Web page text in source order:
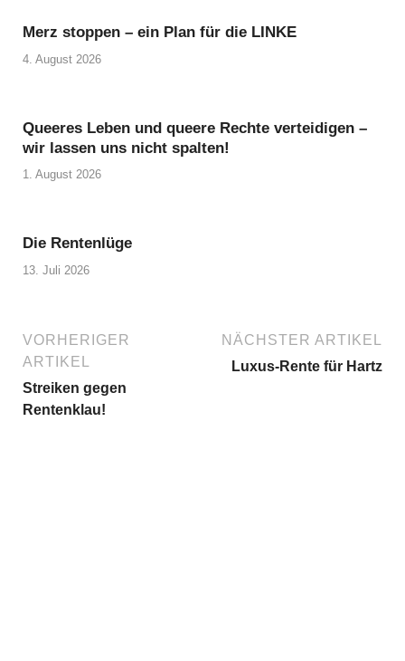
Merz stoppen – ein Plan für die LINKE
4. August 2026
Queeres Leben und queere Rechte verteidigen –
wir lassen uns nicht spalten!
1. August 2026
Die Rentenlüge
13. Juli 2026
VORHERIGER
ARTIKEL
Streiken gegen
Rentenklau!
NÄCHSTER ARTIKEL
Luxus-Rente für Hartz